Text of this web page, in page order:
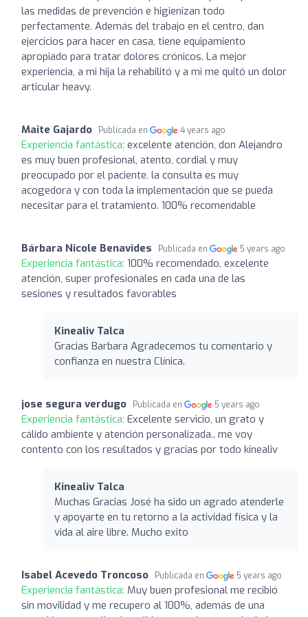
las medidas de prevención e higienizan todo
perfectamente. Además del trabajo en el centro, dan
ejercicios para hacer en casa, tiene equipamiento
apropiado para tratar dolores crónicos. La mejor
experiencia, a mi hija la rehabilitó y a mi me quitó un dolor
articular heavy.
Maite Gajardo Publicada en 4 years ago
Experiencia fantástica: excelente atención, don Alejandro
es muy buen profesional, atento, cordial y muy
preocupado por el paciente. la consulta es muy
acogedora y con toda la implementación que se pueda
necesitar para el tratamiento. 100% recomendable
Bárbara Nicole Benavides Publicada en 5 years ago
Experiencia fantástica: 100% recomendado, excelente
atención, super profesionales en cada una de las
sesiones y resultados favorables
Kinealiv Talca
Gracias Barbara Agradecemos tu comentario y
confianza en nuestra Clínica.
jose segura verdugo Publicada en 5 years ago
Experiencia fantástica: Excelente servicio, un grato y
cálido ambiente y atención personalizada.. me voy
contento con los resultados y gracias por todo kinealiv
Kinealiv Talca
Muchas Gracias José ha sido un agrado atenderle
y apoyarte en tu retorno a la actividad física y la
vida al aire libre. Mucho exito
Isabel Acevedo Troncoso Publicada en 5 years ago
Experiencia fantástica: Muy buen profesional me recibió
sin movilidad y me recupero al 100%, además de una